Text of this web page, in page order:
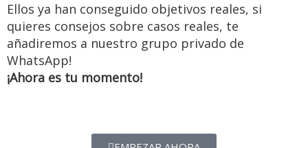
Ellos ya han conseguido objetivos reales, si
quieres consejos sobre casos reales, te
añadiremos a nuestro grupo privado de
WhatsApp!
¡Ahora es tu momento!